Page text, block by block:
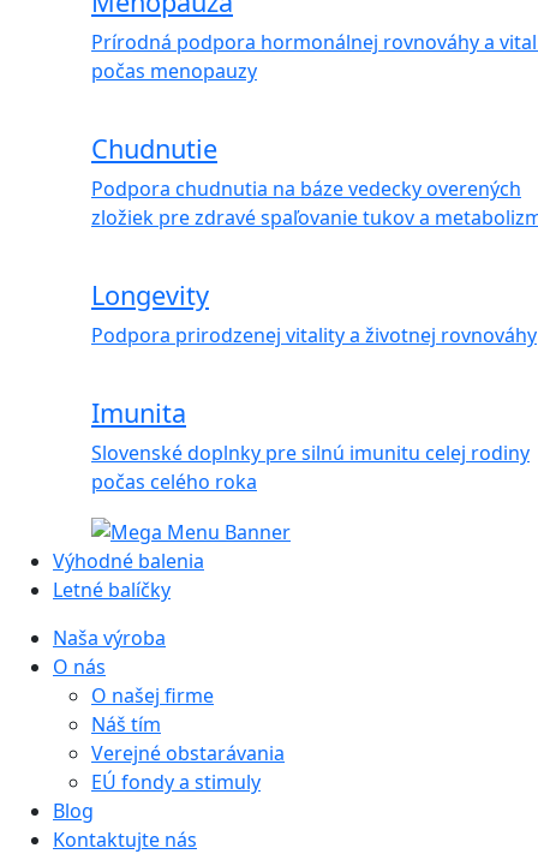
Prírodná podpora hormonálnej rovnováhy a
počas menopauzy
Chudnutie
Podpora chudnutia na báze vedecky overených
zložiek pre zdravé spaľovanie tukov a
Longevity
Podpora prirodzenej vitality a životnej rovnováhy
Imunita
Slovenské doplnky pre silnú imunitu celej rodiny
počas celého roka
Výhodné balenia
Letné balíčky
Naša výroba
O nás
O našej firme
Náš tím
Verejné obstarávania
EÚ fondy a stimuly
Blog
Kontaktujte nás